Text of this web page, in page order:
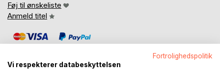
Føj til ønskeliste
Anmeld titel
Fortrolighedspolitik
Vi respekterer databeskyttelsen